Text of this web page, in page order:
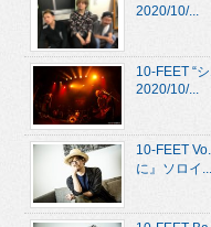
2020/10/...
10-FEET “
2020/10/...
10-FEET
に』ソロイ...